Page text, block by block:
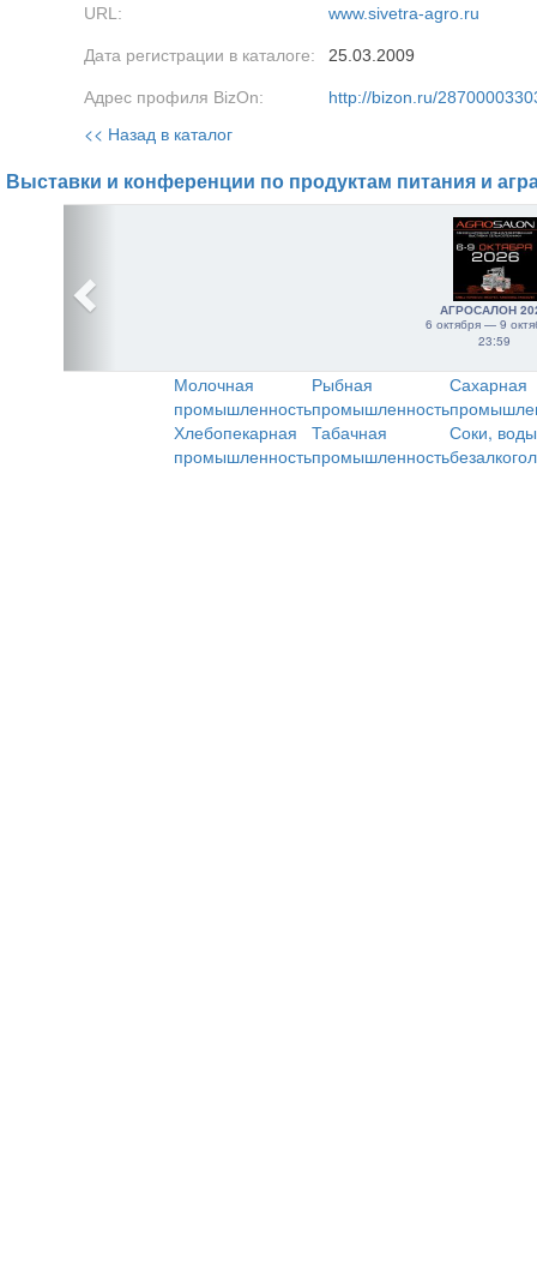
URL: www.sivetra-agro.ru
Дата регистрации в каталоге: 25.03.2009
Адрес профиля BizOn: http://bizon.ru/
<< Назад в каталог
Выставки и конференции по продуктам питания и
АГРОСАЛОН
6 октября — 9
23:59
Молочная
промышленность
Рыбная
промышленность
Сахарная
Хлебопекарная
промышленность
Табачная
промышленность
Соки,